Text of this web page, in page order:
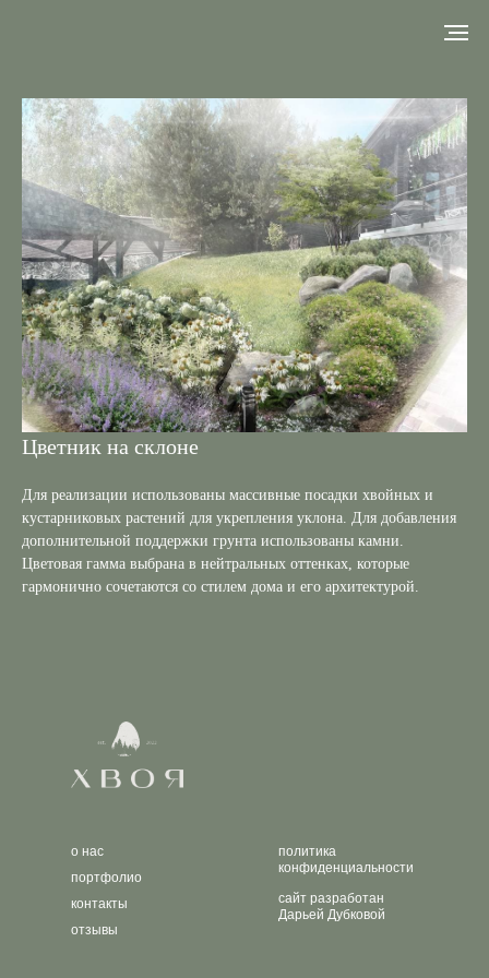
Цветник на склоне
Для реализации использованы массивные посадки хвойных и
кустарниковых растений для укрепления уклона. Для добавления
дополнительной поддержки грунта использованы камни.
Цветовая гамма выбрана в нейтральных оттенках, которые
гармонично сочетаются со стилем дома и его архитектурой.
о нас
портфолио
отзывы
контакты
политика
конфиденциальности
сайт разработан
Дарьей Дубковой